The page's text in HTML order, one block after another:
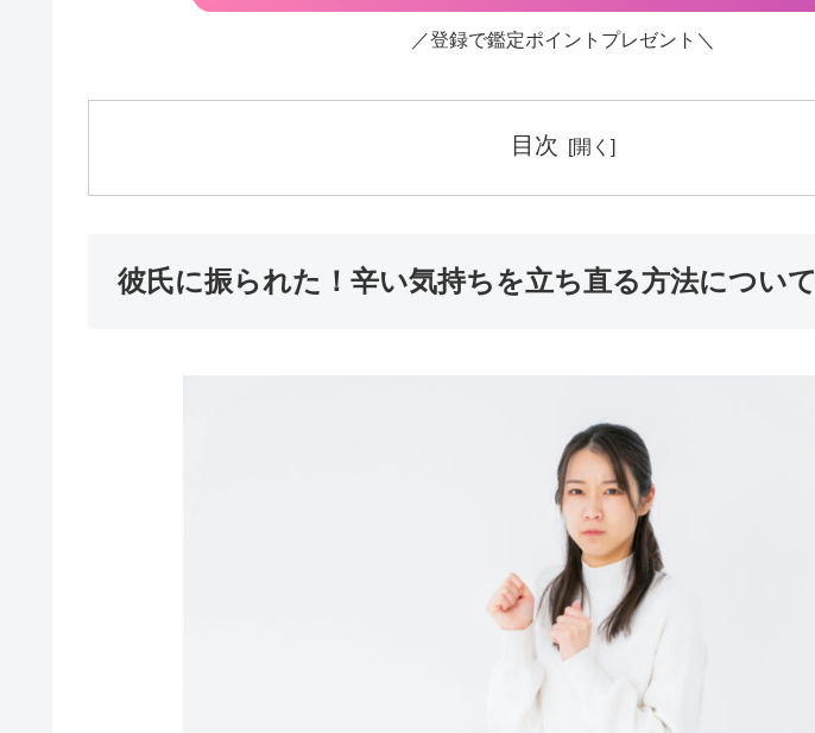
／登録で鑑定ポイントプレゼント＼
目次
彼氏に振られた！辛い気持ちを立ち直る方法について